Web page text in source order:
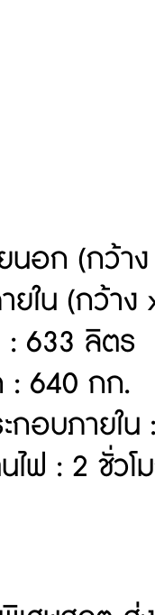
นอก (กว้า
ยใน (กว้า
: 633 ลิตร
: 640 กก.
กอบภายใ
ไฟ : 2 ชั่วโ